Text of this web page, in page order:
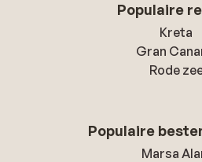
Populaire
Kreta
Gran
Rode
Populaire
Marsa